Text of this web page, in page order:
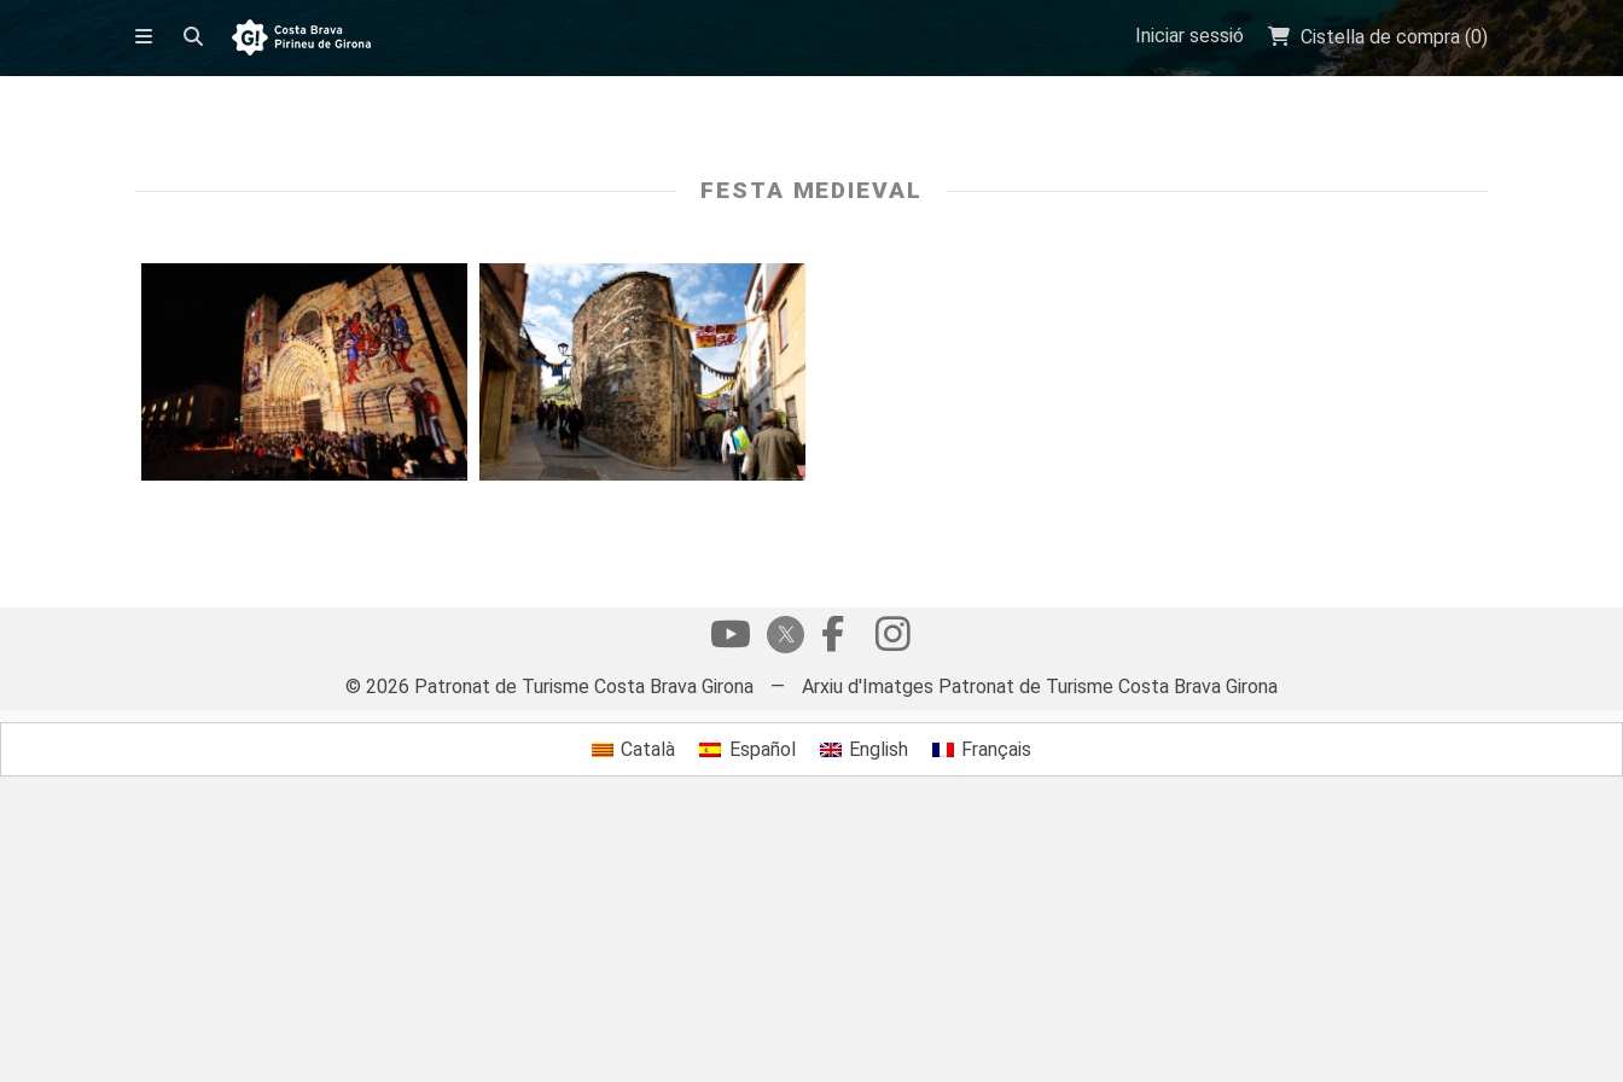
Iniciar sessió Cistella de compra (0)
FESTA MEDIEVAL
© 2026 Patronat de Turisme Costa Brava Girona — Arxiu d'Imatges Patronat de Turisme Costa Brava Girona
Català Español English Français